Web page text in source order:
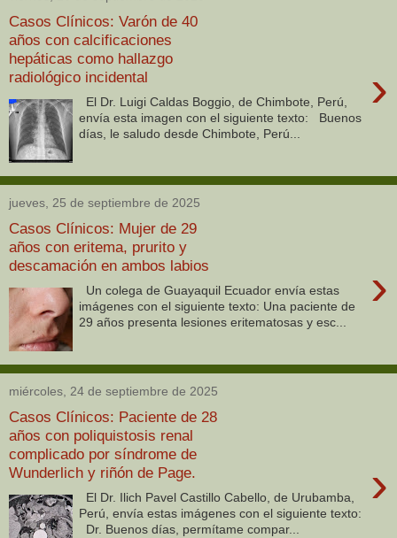
Casos Clínicos: Varón de 40
años con calcificaciones
hepáticas como hallazgo
radiológico incidental
›
El Dr. Luigi Caldas Boggio, de Chimbote, Perú,
envía esta imagen con el siguiente texto: Buenos
días, le saludo desde Chimbote, Perú...
jueves, 25 de septiembre de 2025
Casos Clínicos: Mujer de 29
años con eritema, prurito y
descamación en ambos labios
›
Un colega de Guayaquil Ecuador envía estas
imágenes con el siguiente texto: Una paciente de
29 años presenta lesiones eritematosas y esc...
miércoles, 24 de septiembre de 2025
Casos Clínicos: Paciente de 28
años con poliquistosis renal
complicado por síndrome de
Wunderlich y riñón de Page.
›
El Dr. Ilich Pavel Castillo Cabello, de Urubamba,
Perú, envía estas imágenes con el siguiente texto:
Dr. Buenos días, permítame compar...